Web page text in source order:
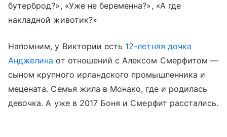
бутерброд?», «Уже не беременна?», «А где
накладной животик?»
Напомним, у Виктории есть 12-летняя дочка
Анджелина от отношений с Алексом Смерфитом —
сыном крупного ирландского промышленника и
мецената. Семья жила в Монако, где и родилась
девочка. А уже в 2017 Боня и Смерфит расстались.